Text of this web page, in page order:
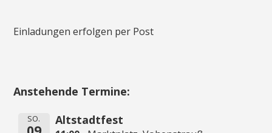
Einladungen erfolgen per Post
Anstehende Termine:
SO. Altstadtfest